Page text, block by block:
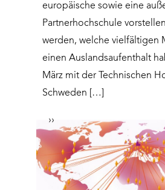
europäische sowie eine
Partnerhochschule
werden, welche vielfältigen
einen Auslandsaufenthalt
März mit der Technischen
Schweden […]
››